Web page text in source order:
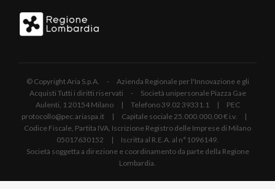
© Copyright Aria S.p.A. - Azienda Regionale per l'Innovazione e gli
Acquisti Tutti i diritti riservati - Società unipersonale Piazza Gae
Aulenti, 1 20154 Milano | Telefono 39.02 39331.1 | PEC
protocollo@pec.ariaspa.it | Capitale sociale 25.000.000,00 € i.v. |
Codice Fiscale, Partita IVA, Iscrizione Registro delle Imprese di Milano
05017630152 | Iscritta al R.E.A. al n°1096149.
Società soggetta a direzione e coordinamento da parte della Regione
Lombardia.